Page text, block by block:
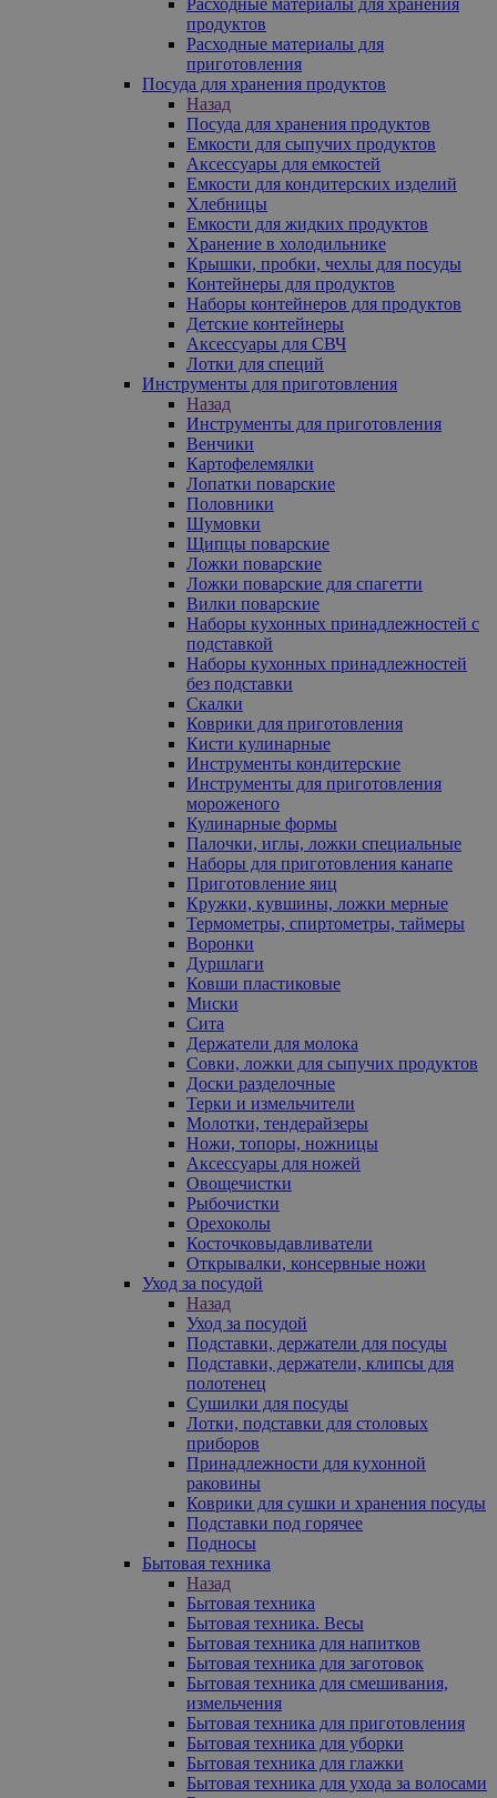
продуктов
Расходные материалы для
приготовления
Посуда для хранения продуктов
Назад
Посуда для хранения продуктов
Емкости для сыпучих продуктов
Аксессуары для емкостей
Емкости для кондитерских изделий
Хлебницы
Емкости для жидких продуктов
Хранение в холодильнике
Крышки, пробки, чехлы для посуды
Контейнеры для продуктов
Наборы контейнеров для продуктов
Детские контейнеры
Аксессуары для СВЧ
Лотки для специй
Инструменты для приготовления
Назад
Инструменты для приготовления
Венчики
Картофелемялки
Лопатки поварские
Половники
Шумовки
Щипцы поварские
Ложки поварские
Ложки поварские для спагетти
Вилки поварские
Наборы кухонных принадлежностей с
подставкой
Наборы кухонных принадлежностей
без подставки
Скалки
Коврики для приготовления
Кисти кулинарные
Инструменты кондитерские
Инструменты для приготовления
мороженого
Кулинарные формы
Палочки, иглы, ложки специальные
Наборы для приготовления канапе
Приготовление яиц
Кружки, кувшины, ложки мерные
Термометры, спиртометры, таймеры
Воронки
Дуршлаги
Ковши пластиковые
Миски
Сита
Держатели для молока
Совки, ложки для сыпучих продуктов
Доски разделочные
Терки и измельчители
Молотки, тендерайзеры
Ножи, топоры, ножницы
Аксессуары для ножей
Овощечистки
Рыбочистки
Орехоколы
Косточковыдавливатели
Открывалки, консервные ножи
Уход за посудой
Назад
Уход за посудой
Подставки, держатели для посуды
Подставки, держатели, клипсы для
полотенец
Сушилки для посуды
Лотки, подставки для столовых
приборов
Принадлежности для кухонной
раковины
Коврики для сушки и хранения посуды
Подставки под горячее
Подносы
Бытовая техника
Назад
Бытовая техника
Бытовая техника. Весы
Бытовая техника для напитков
Бытовая техника для заготовок
Бытовая техника для смешивания,
измельчения
Бытовая техника для приготовления
Бытовая техника для уборки
Бытовая техника для глажки
Бытовая техника для ухода за волосами